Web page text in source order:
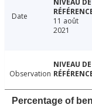
Date
11 août
2021
Observation
Percentage of